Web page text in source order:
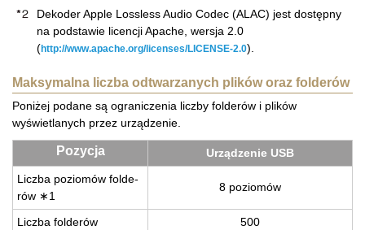
Dekoder Apple Lossless Audio Codec (ALAC) jest dostępny
na podstawie licencji Apache, wersja 2.0
(http://www.apache.org/licenses/LICENSE-2.0).
Maksymalna liczba odtwarzanych plików oraz folderów
Poniżej podane są ograniczenia liczby folderów i plików
wyświetlanych przez urządzenie.
Po­zy­cja
Urzą­dze­nie USB
Licz­ba po­zio­mów fol­de­
rów ∗1
8 po­zio­mów
Licz­ba fol­de­rów 500